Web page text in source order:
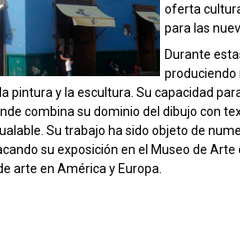
oferta
para las
Durante
produciendo
pintura y la escultura. Su capacidad
combina su dominio del dibujo con
Su trabajo ha sido objeto de
su exposición en el Museo de
arte en América y Europa.